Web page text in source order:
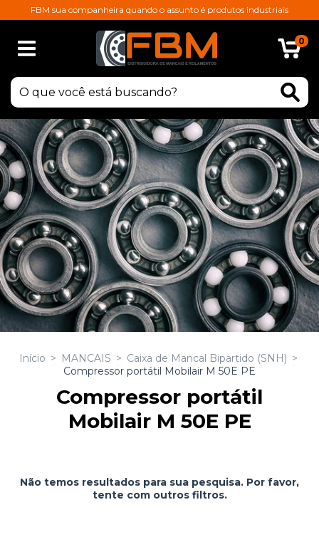
FBM sua companheira quando o assunto é produtos industriais
0
Início > MANCAIS > Caixa de Mancal Bipartido (SNH) >
Compressor portátil Mobilair M 50E PE
Compressor portátil
Mobilair M 50E PE
Não temos resultados para sua pesquisa. Por favor,
tente com outros filtros.